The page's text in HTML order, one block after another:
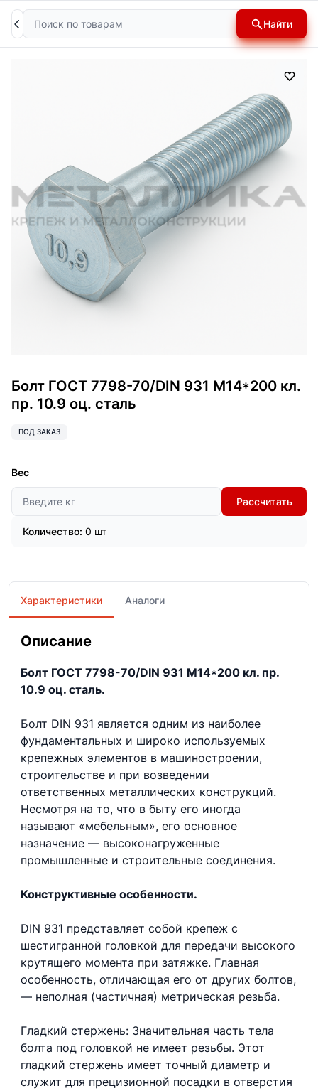
Поиск Найти
Болт ГОСТ 7798-70/DIN 931 М14*200 кл.
пр. 10.9 оц. сталь
ПОД ЗАКАЗ
Вес
Рассчитать
Количество: 0 шт
Характеристики Аналоги
Описание
Болт ГОСТ 7798-70/DIN 931 М14*200 кл. пр.
10.9 оц. сталь.
Болт DIN 931 является одним из наиболее
фундаментальных и широко используемых
крепежных элементов в машиностроении,
строительстве и при возведении
ответственных металлических конструкций.
Несмотря на то, что в быту его иногда
называют «мебельным», его основное
назначение — высоконагруженные
промышленные и строительные соединения.
Конструктивные особенности.
DIN 931 представляет собой крепеж с
шестигранной головкой для передачи высокого
крутящего момента при затяжке. Главная
особенность, отличающая его от других болтов,
— неполная (частичная) метрическая резьба.
Гладкий стержень: Значительная часть тела
болта под головкой не имеет резьбы. Этот
гладкий стержень имеет точный диаметр и
служит для прецизионной посадки в отверстия